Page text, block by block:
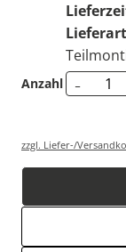
Anzahl -
zzgl. Liefer-/